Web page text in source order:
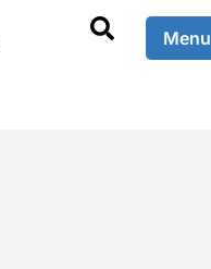
Menu